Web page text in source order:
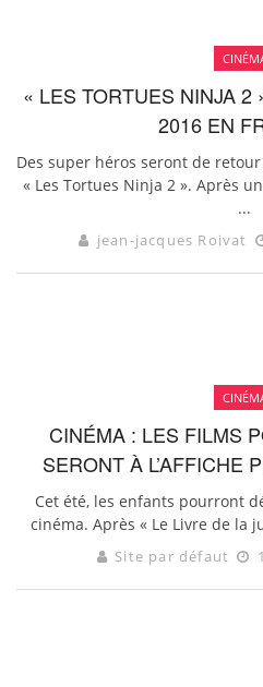
« LES TORTUES NINJA 2
2016 EN
Des super héros seront de
« Les Tortues Ninja 2 ». Après
...
jean-jacques Roivat
CINÉMA : LES FILMS
SERONT À L’AFFICHE
Cet été, les enfants pourront
cinéma. Après « Le Livre de la
Site par défaut